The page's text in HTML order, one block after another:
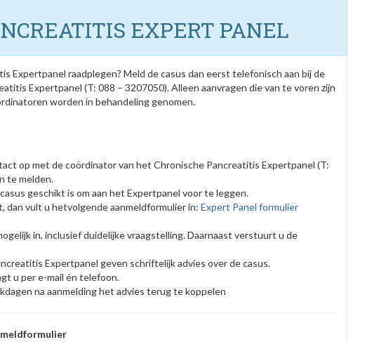
EXPERT PANEL
Expertpanel raadplegen? Meld de casus dan eerst telefonisch aan bij de
Expertpanel (T: 088 – 3207050). Alleen aanvragen die van te voren zijn
worden in behandeling genomen.
op met de coördinator van het Chronische Pancreatitis Expertpanel (T:
te melden.
geschikt is om aan het Expertpanel voor te leggen.
dan vult u hetvolgende aanmeldformulier in: Expert Panel formulier
in, inclusief duidelijke vraagstelling. Daarnaast verstuurt u de
Expertpanel geven schriftelijk advies over de casus.
u per e-mail én telefoon.
na aanmelding het advies terug te koppelen